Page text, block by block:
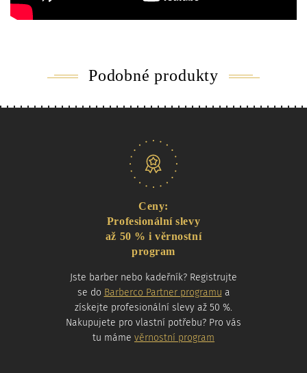
Podobné produkty
Ceny:
Profesionální slevy
až 50 % i věrnostní
program
Jste barber nebo kadeřník? Registrujte
se do Barberco Partner programu a
získejte profesionální slevy až 50 %.
Nakupujete pro vlastní potřebu? Pro vás
tu máme věrnostní program